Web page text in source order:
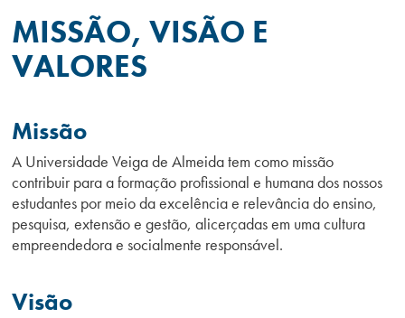
MISSÃO, VISÃO E
VALORES
Missão
A Universidade Veiga de Almeida tem como missão
contribuir para a formação profissional e humana dos nossos
estudantes por meio da excelência e relevância do ensino,
pesquisa, extensão e gestão, alicerçadas em uma cultura
empreendedora e socialmente responsável.
Visão